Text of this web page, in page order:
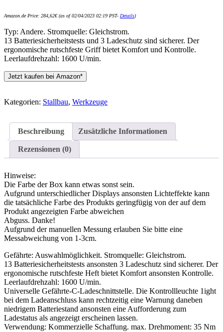
Amazon.de Price: 284,62€(as of 02/04/2023 02:19 PST- Details)
Typ: Andere. Stromquelle: Gleichstrom.
13 Batteriesicherheitstests und 3 Ladeschutz sind sicherer. Der
ergonomische rutschfeste Griff bietet Komfort und Kontrolle.
Leerlaufdrehzahl: 1600 U/min.
Jetzt kaufen bei Amazon*
Kategorien: Stallbau, Werkzeuge
Beschreibung Zusätzliche Informationen
Rezensionen (0)
Hinweise:
Die Farbe der Box kann etwas sonst sein.
Aufgrund unterschiedlicher Displays ansonsten Lichteffekte kann
die tatsächliche Farbe des Produkts geringfügig von der auf dem
Produkt angezeigten Farbe abweichen
Abguss. Danke!
Aufgrund der manuellen Messung erlauben Sie bitte eine
Messabweichung von 1-3cm.
Gefährte: Auswahlmöglichkeit. Stromquelle: Gleichstrom.
13 Batteriesicherheitstests ansonsten 3 Ladeschutz sind sicherer. Der
ergonomische rutschfeste Heft bietet Komfort ansonsten Kontrolle.
Leerlaufdrehzahl: 1600 U/min.
Universelle Gefährte-C-Ladeschnittstelle. Die Kontrollleuchte 1ight
bei dem Ladeanschluss kann rechtzeitig eine Warnung daneben
niedrigem Batteriestand ansonsten eine Aufforderung zum
Ladestatus als angezeigt erscheinen lassen.
Verwendung: Kommerzielle Schaffung. max. Drehmoment: 35 Nm